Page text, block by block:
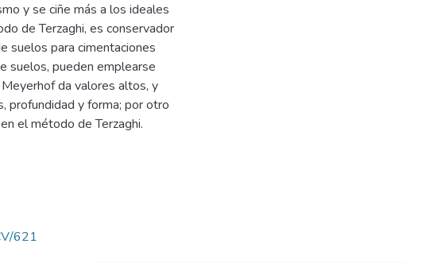
y se ciñe más a los ideales
de Terzaghi, es conservador
suelos para cimentaciones
suelos, pueden emplearse
da valores altos, y
profundidad y forma; por otro
el método de Terzaghi.
621